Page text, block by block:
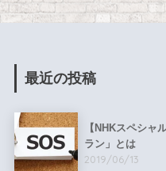
最近の投稿
【NHKスペシャ
ラン」とは
2019/06/13